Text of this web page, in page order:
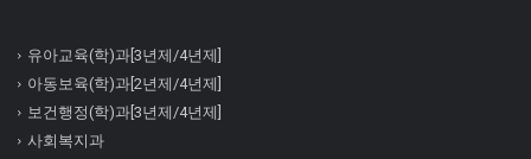
유아교육(학)과[3년제/4년제]
아동보육(학)과[2년제/4년제]
보건행정(학)과[3년제/4년제]
사회복지과